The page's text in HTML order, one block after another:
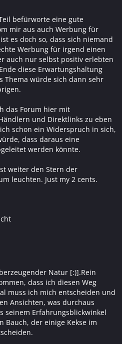
befürworte eine gute
mir aus auch Werbung für
es doch so, dass sich niemand
Werbung für irgend einen
auch nur selbst positiv erlebten
diese Erwartungshaltung
Thema würde sich dann sehr
das Forum hier mit
und Direktlinks zu eben
schon ein Widerspruch in sich,
dass daraus eine
werden könnte.
weiter den Stern der
leuchten. Just my 2 cents.
Natur [:)].Rein
dass ich diesen Weg
muss ich mich entscheiden und
Ansichten, was durchaus
seinem Erfahrungsblickwinkel
der einige Kekse im